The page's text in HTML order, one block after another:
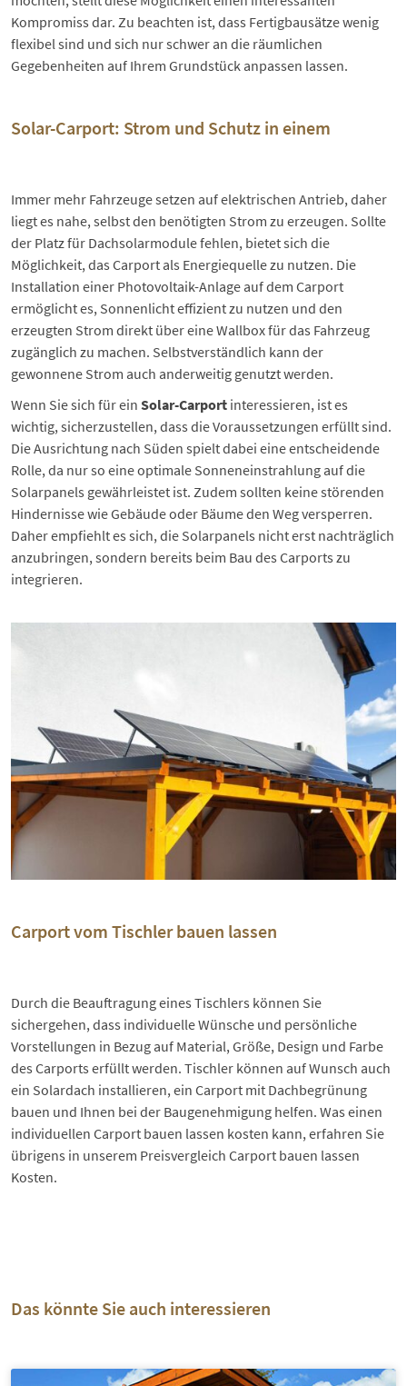
Kompromiss dar. Zu beachten ist, dass Fertigbausätze wenig
flexibel sind und sich nur schwer an die räumlichen
Gegebenheiten auf Ihrem Grundstück anpassen lassen.
Solar-Carport: Strom und Schutz in einem
Immer mehr Fahrzeuge setzen auf elektrischen Antrieb, daher
liegt es nahe, selbst den benötigten Strom zu erzeugen. Sollte
der Platz für Dachsolarmodule fehlen, bietet sich die
Möglichkeit, das Carport als Energiequelle zu nutzen. Die
Installation einer Photovoltaik-Anlage auf dem Carport
ermöglicht es, Sonnenlicht effizient zu nutzen und den
erzeugten Strom direkt über eine Wallbox für das Fahrzeug
zugänglich zu machen. Selbstverständlich kann der
gewonnene Strom auch anderweitig genutzt werden.
Wenn Sie sich für ein Solar-Carport interessieren, ist es
wichtig, sicherzustellen, dass die Voraussetzungen erfüllt sind.
Die Ausrichtung nach Süden spielt dabei eine entscheidende
Rolle, da nur so eine optimale Sonneneinstrahlung auf die
Solarpanels gewährleistet ist. Zudem sollten keine störenden
Hindernisse wie Gebäude oder Bäume den Weg versperren.
Daher empfiehlt es sich, die Solarpanels nicht erst nachträglich
anzubringen, sondern bereits beim Bau des Carports zu
integrieren.
Carport vom Tischler bauen lassen
Durch die Beauftragung eines Tischlers können Sie
sichergehen, dass individuelle Wünsche und persönliche
Vorstellungen in Bezug auf Material, Größe, Design und Farbe
des Carports erfüllt werden. Tischler können auf Wunsch auch
ein Solardach installieren, ein Carport mit Dachbegrünung
bauen und Ihnen bei der Baugenehmigung helfen. Was einen
individuellen Carport bauen lassen kosten kann, erfahren Sie
übrigens in unserem Preisvergleich Carport bauen lassen
Kosten.
Das könnte Sie auch interessieren